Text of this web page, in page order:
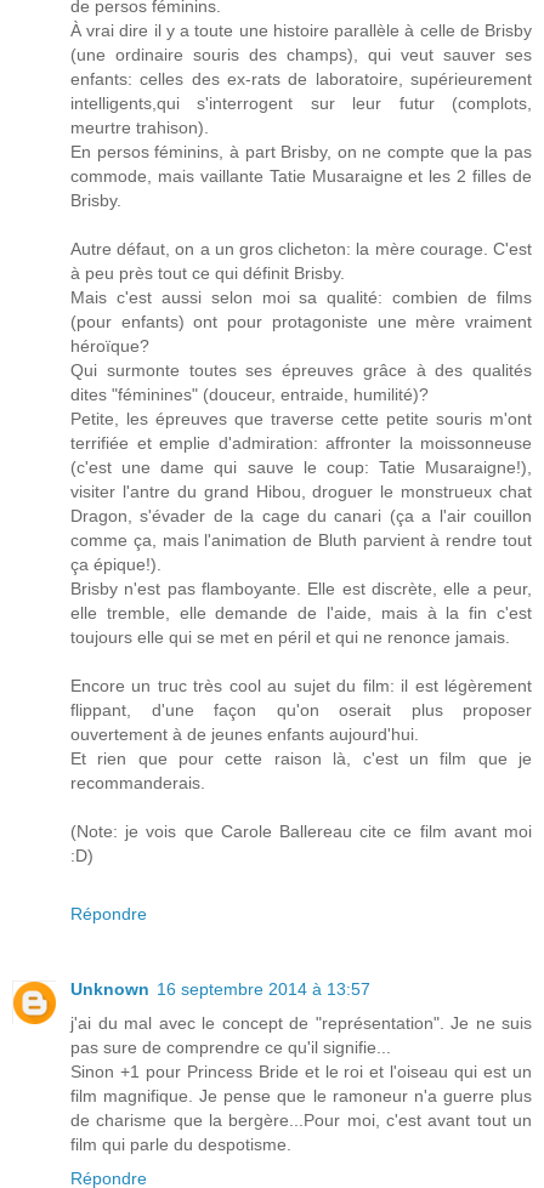
de persos féminins.
À vrai dire il y a toute une histoire parallèle à celle de Brisby
(une ordinaire souris des champs), qui veut sauver ses
enfants: celles des ex-rats de laboratoire, supérieurement
intelligents,qui s'interrogent sur leur futur (complots,
meurtre trahison).
En persos féminins, à part Brisby, on ne compte que la pas
commode, mais vaillante Tatie Musaraigne et les 2 filles de
Brisby.
Autre défaut, on a un gros clicheton: la mère courage. C'est
à peu près tout ce qui définit Brisby.
Mais c'est aussi selon moi sa qualité: combien de films
(pour enfants) ont pour protagoniste une mère vraiment
héroïque?
Qui surmonte toutes ses épreuves grâce à des qualités
dites "féminines" (douceur, entraide, humilité)?
Petite, les épreuves que traverse cette petite souris m'ont
terrifiée et emplie d'admiration: affronter la moissonneuse
(c'est une dame qui sauve le coup: Tatie Musaraigne!),
visiter l'antre du grand Hibou, droguer le monstrueux chat
Dragon, s'évader de la cage du canari (ça a l'air couillon
comme ça, mais l'animation de Bluth parvient à rendre tout
ça épique!).
Brisby n'est pas flamboyante. Elle est discrète, elle a peur,
elle tremble, elle demande de l'aide, mais à la fin c'est
toujours elle qui se met en péril et qui ne renonce jamais.
Encore un truc très cool au sujet du film: il est légèrement
flippant, d'une façon qu'on oserait plus proposer
ouvertement à de jeunes enfants aujourd'hui.
Et rien que pour cette raison là, c'est un film que je
recommanderais.
(Note: je vois que Carole Ballereau cite ce film avant moi
:D)
Répondre
Unknown 16 septembre 2014 à 13:57
j'ai du mal avec le concept de "représentation". Je ne suis
pas sure de comprendre ce qu'il signifie...
Sinon +1 pour Princess Bride et le roi et l'oiseau qui est un
film magnifique. Je pense que le ramoneur n'a guerre plus
de charisme que la bergère...Pour moi, c'est avant tout un
film qui parle du despotisme.
Répondre